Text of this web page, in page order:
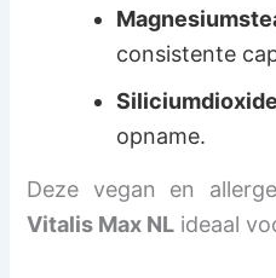
consistente
opname.
Deze vegan en
Vitalis Max NL ideaal